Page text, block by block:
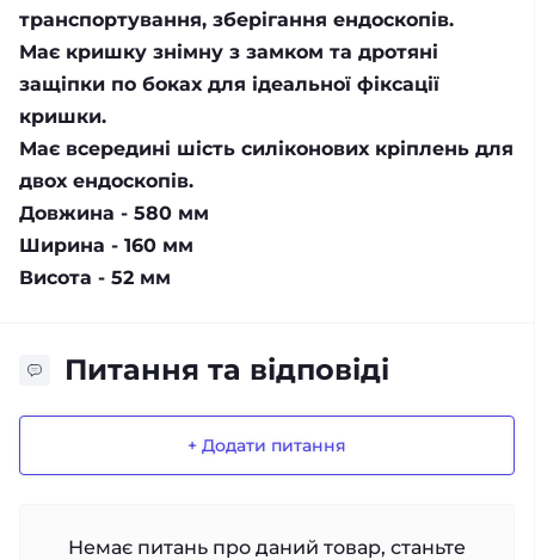
транспортування, зберігання ендоскопів.
Має кришку знімну з замком та дротяні
защіпки по боках для ідеальної фіксації
кришки.
Має всередині шість силіконових кріплень для
двох ендоскопів.
Довжина - 580 мм
Ширина - 160 мм
Висота - 52 мм
Питання та відповіді
+ Додати питання
Немає питань про даний товар, станьте